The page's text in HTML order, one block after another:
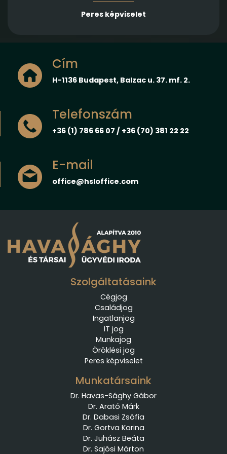
Peres képviselet
Cím
H-1136 Budapest, Balzac u. 37. mf. 2.
Telefonszám
+36 (1) 786 66 07 / +36 (70) 381 22 22
E-mail
office@hsloffice.com
Szolgáltatásaink
Cégjog
Családjog
Ingatlanjog
IT jog
Munkajog
Öröklési jog
Peres képviselet
Munkatársaink
Dr. Havas-Sághy Gábor
Dr. Arató Márk
Dr. Dabasi Zsófia
Dr. Gortva Karina
Dr. Juhász Beáta
Dr. Sajósi Márton